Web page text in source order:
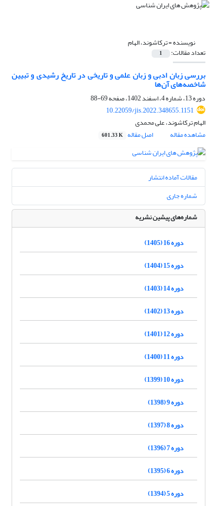
نویسنده =ترکاشوند، الهام
تعداد مقالات: 1
بررسی زبان ادبی و زبان علمی و تاریخی در تاریخ رشیدی و تبیین
شاخصه‌های آن‌ها
دوره 13، شماره 4، اسفند 1402، صفحه
69-88
10.22059/jis.2022.348655.1151
الهام ترکاشوند، علی محمدی
مشاهده مقاله
اصل مقاله 601.33 K
مقالات آماده انتشار
شماره جاری
شماره‌های پیشین نشریه
دوره 16 (1405)
دوره 15 (1404)
دوره 14 (1403)
دوره 13 (1402)
دوره 12 (1401)
دوره 11 (1400)
دوره 10 (1399)
دوره 9 (1398)
دوره 8 (1397)
دوره 7 (1396)
دوره 6 (1395)
دوره 5 (1394)